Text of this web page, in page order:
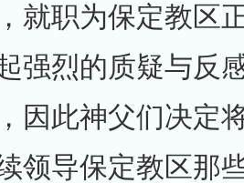
就职为保定教区
强烈的质疑与反
因此神父们决定
领导保定教区那